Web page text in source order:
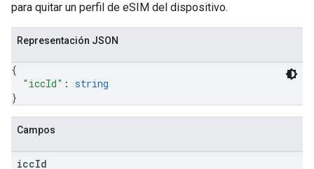
para quitar un perfil de eSIM del dispositivo.
Representación JSON
{
"iccId" : string
}
Campos
iccId